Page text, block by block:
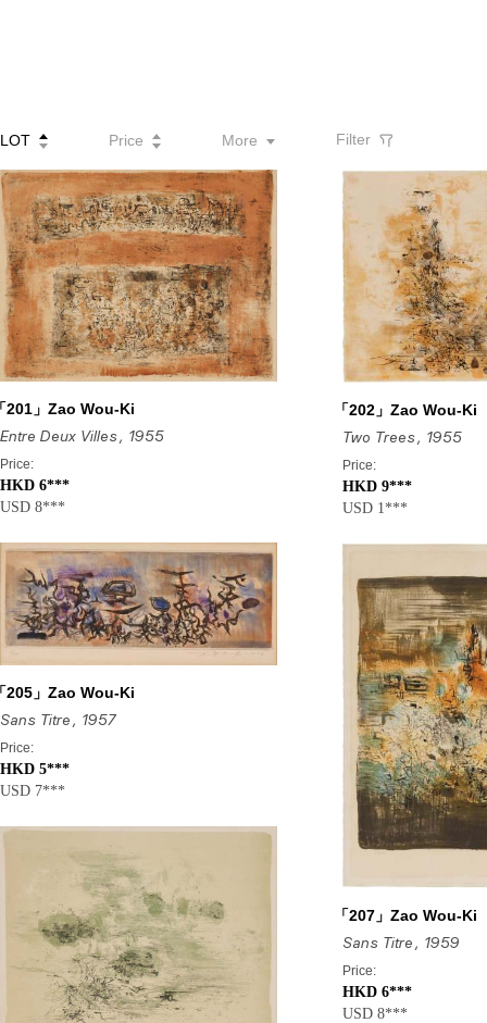
LOT Price More Filter
201」Zao Wou-Ki
Entre Deux Villes, 1955
Price:
HKD 6***
USD 8***
「202」Zao Wou-Ki
Two Trees, 1955
Price:
HKD 9***
USD 1***
205」Zao Wou-Ki
Sans Titre , 1957
Price:
HKD 5***
USD 7***
「207」Zao Wou-Ki
Sans Titre , 1959
Price:
HKD 6***
USD 8***